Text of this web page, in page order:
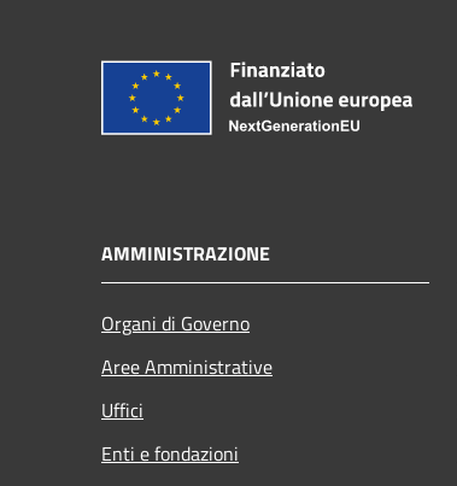
AMMINISTRAZIONE
Organi di Governo
Aree Amministrative
Uffici
Enti e fondazioni